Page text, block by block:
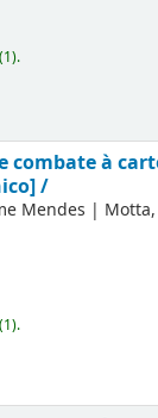
(1).
combate à
/
Mendes |
(1).